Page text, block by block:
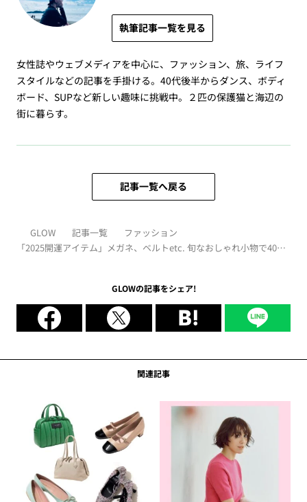
執筆記事一覧を見る
女性誌やウェブメディアを中心に、ファッション、旅、ライフ
スタイルなどの記事を手掛ける。40代後半からダンス、ボディ
ボード、SUPなど新しい趣味に挑戦中。２匹の保護猫と海辺の
街に暮らす。
記事一覧へ戻る
GLOW 記事一覧
ファッション
「2025開運アイテム」メガネ、ベルトetc. 旬なおしゃれ小物で40代
GLOWの記事をシェア!
関連記事